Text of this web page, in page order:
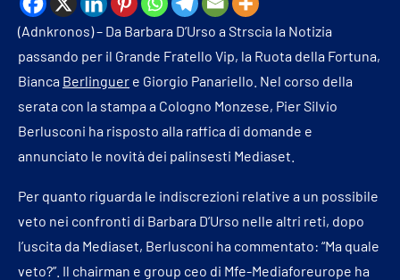
(Adnkronos) – Da Barbara D’Urso a Strscia la Notizia
passando per il Grande Fratello Vip, la Ruota della Fortuna,
Bianca Berlinguer e Giorgio Panariello. Nel corso della
serata con la stampa a Cologno Monzese, Pier Silvio
Berlusconi ha risposto alla raffica di domande e
annunciato le novità dei palinsesti Mediaset.
Per quanto riguarda le indiscrezioni relative a un possibile
veto nei confronti di Barbara D’Urso nelle altri reti, dopo
l’uscita da Mediaset, Berlusconi ha commentato: “Ma quale
veto?”. Il chairman e group ceo di Mfe-Mediaforeurope ha